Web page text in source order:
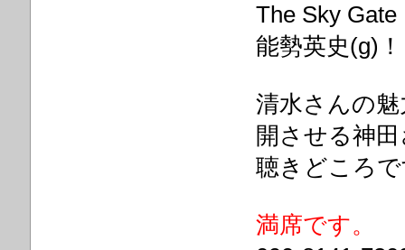
The Sky
能勢英史(g)！
清水さんの
開させる神
聴きどころ
満席です。